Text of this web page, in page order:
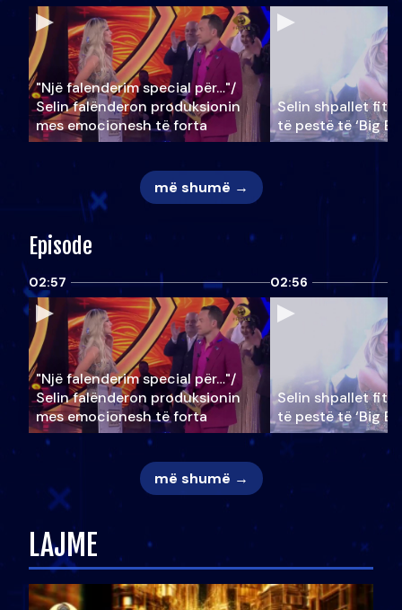
"Një falenderim special për…"/
Selin falënderon produksionin
mes emocionesh të forta
Selin shpallet
të pestë të ‘Big
më shumë →
Episode
02:57
"Një falenderim special për…"/
Selin falënderon produksionin
mes emocionesh të forta
02:56
Selin shpallet
të pestë të ‘Big
më shumë →
LAJME